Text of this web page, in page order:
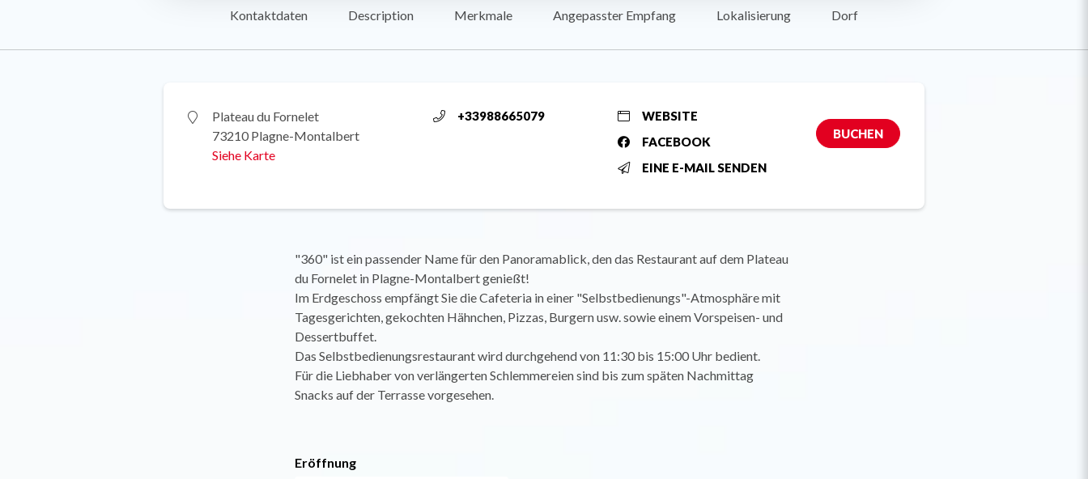
Kontaktdaten Description Merkmale Angepasster Empfang Lokalisierung Dorf
Plateau du Fornelet
73210 Plagne-Montalbert
Siehe Karte
+33988665079
WEBSITE
FACEBOOK
EINE E-MAIL SENDEN
BUCHEN
"360" ist ein passender Name für den Panoramablick, den das Restaurant auf dem Plateau
du Fornelet in Plagne-Montalbert genießt!
Im Erdgeschoss empfängt Sie die Cafeteria in einer "Selbstbedienungs"-Atmosphäre mit
Tagesgerichten, gekochten Hähnchen, Pizzas, Burgern usw. sowie einem Vorspeisen- und
Dessertbuffet.
Das Selbstbedienungsrestaurant wird durchgehend von 11:30 bis 15:00 Uhr bedient.
Für die Liebhaber von verlängerten Schlemmereien sind bis zum späten Nachmittag
Snacks auf der Terrasse vorgesehen.
Eröffnung